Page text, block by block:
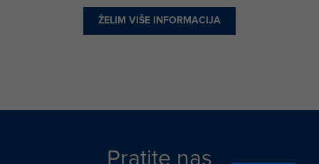
ŽELIM VIŠE INFORMACIJA